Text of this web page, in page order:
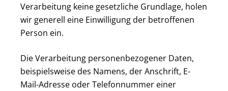
Verarbeitung keine gesetzliche Grundlage, holen
wir generell eine Einwilligung der betroffenen
Person ein.
Die Verarbeitung personenbezogener Daten,
beispielsweise des Namens, der Anschrift, E-
Mail-Adresse oder Telefonnummer einer